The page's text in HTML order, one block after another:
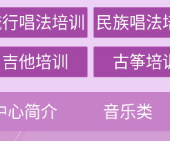
唱法培训 民族唱法
吉他培训 古筝培
心简介 音乐类